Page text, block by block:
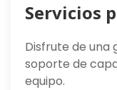
Servicios
Disfrute de una
soporte de
equipo.